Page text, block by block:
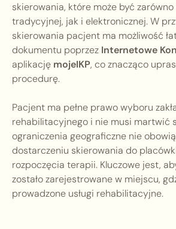
skierowania, które może być
tradycyjnej, jak i elektronicznej. W
skierowania pacjent ma możliwość
dokumentu poprzez Internetowe
aplikację mojeIKP, co znacząco
procedurę.
Pacjent ma pełne prawo wyboru
rehabilitacyjnego i nie musi martwić
ograniczenia geograficzne nie
dostarczeniu skierowania do
rozpoczęcia terapii. Kluczowe jest,
zostało zarejestrowane w miejscu,
prowadzone usługi rehabilitacyjne.